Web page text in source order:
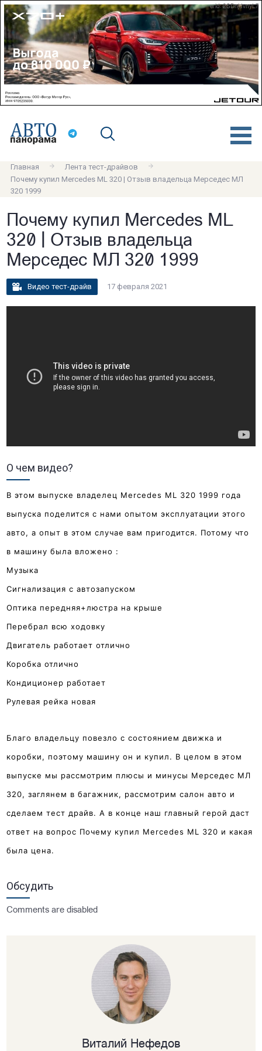
erid: 2SDnjdvnyL7
Главная
Лента тест-драйвов
Почему купил Mercedes ML 320 | Отзыв владельца Мерседес МЛ
320 1999
Почему купил Mercedes ML
320 | Отзыв владельца
Мерседес МЛ 320 1999
Видео тест-драйв 17 февраля 2021
О чем видео?
В этом выпуске владелец Mercedes ML 320 1999 года
выпуска поделится с нами опытом эксплуатации этого
авто, а опыт в этом случае вам пригодится. Потому что
в машину была вложено :
Музыка
Сигнализация с автозапуском
Оптика передняя+люстра на крыше
Перебрал всю ходовку
Двигатель работает отлично
Коробка отлично
Кондиционер работает
Рулевая рейка новая
Благо владельцу повезло с состоянием движка и
коробки, поэтому машину он и купил. В целом в этом
выпуске мы рассмотрим плюсы и минусы Мерседес МЛ
320, заглянем в багажник, рассмотрим салон авто и
сделаем тест драйв. А в конце наш главный герой даст
ответ на вопрос Почему купил Mercedes ML 320 и какая
была цена.
Обсудить
Comments are disabled
Виталий Нефедов